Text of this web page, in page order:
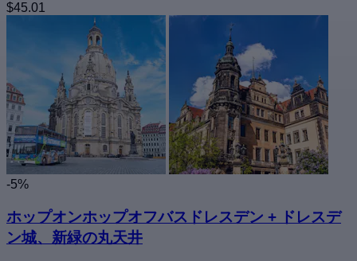
$45.01
-5%
ホップオンホップオフバスドレスデン + ドレスデ
ン城、新緑の丸天井